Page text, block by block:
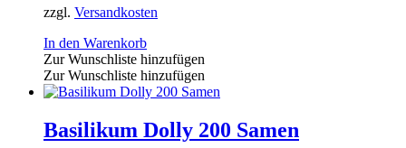
zzgl. Versandkosten
In den Warenkorb
Zur Wunschliste hinzufügen
Zur Wunschliste hinzufügen
Basilikum Dolly 200 Samen